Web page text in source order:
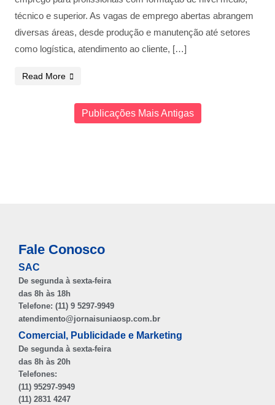
técnico e superior. As vagas de emprego abertas abrangem
diversas áreas, desde produção e manutenção até setores
como logística, atendimento ao cliente, […]
Read More
Publicações Mais Antigas
Fale Conosco
SAC
De segunda à sexta-feira
das 8h às 18h
Telefone: (11) 9 5297-9949
atendimento@jornaisuniaosp.com.br
Comercial, Publicidade e Marketing
De segunda à sexta-feira
das 8h às 20h
Telefones:
(11) 95297-9949
(11) 2831 4247